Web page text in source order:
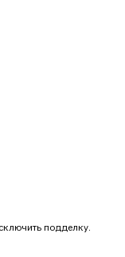
подделку.